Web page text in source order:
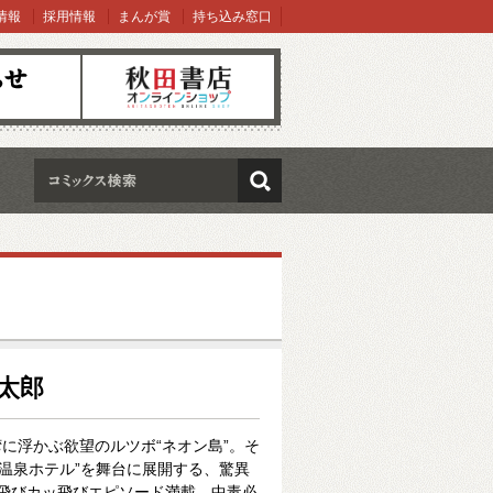
オンラインショップ
報 採用情報 まんが賞 持ち込み窓口
検索
郎
浮かぶ欲望のルツボ“ネオン島”。そ
泉ホテル”を舞台に展開する、驚異